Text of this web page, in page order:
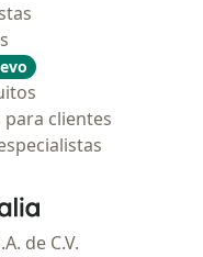
para clientes
- Página de inicio
de C.V.